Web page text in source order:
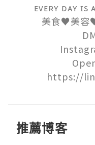
ᴇᴠᴇʀʏ ᴅᴀʏ
美食♥︎美
https://
推薦博客